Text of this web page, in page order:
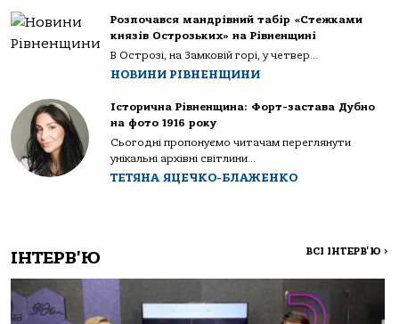
Розпочався мандрівний табір «Стежками
князів Острозьких» на Рівненщині
В Острозі, на Замковій горі, у четвер...
НОВИНИ РІВНЕНЩИНИ
Історична Рівненщина: Форт-застава Дубно
на фото 1916 року
Сьогодні пропонуємо читачам переглянути
унікальні архівні світлини...
ТЕТЯНА ЯЦЕЧКО-БЛАЖЕНКО
ІНТЕРВ'Ю ВСІ ІНТЕРВ'Ю >